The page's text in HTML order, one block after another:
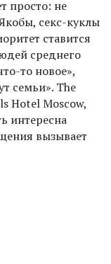
просто: не
секс-куклы
ставится
среднего
то новое»,
семьи». The
Hotel Moscow,
интересна
вызывает